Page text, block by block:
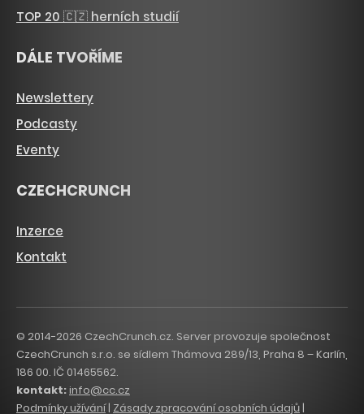
TOP 20 🇨🇿 herních studií
DÁLE TVOŘÍME
Newslettery
Podcasty
Eventy
CZECHCRUNCH
Inzerce
Kontakt
© 2014-2026 CzechCrunch.cz. Server provozuje společnost
CzechCrunch s.r.o. se sídlem Thámova 289/13, Praha 8 – Karlín,
186 00. IČ 01465562.
kontakt:info@cc.cz
Podmínky užívání| Zásady zpracování osobních údajů|